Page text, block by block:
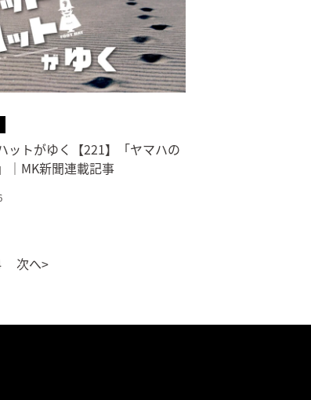
ットがゆく【221】「ヤマハの
｜MK新聞連載記事
次へ>